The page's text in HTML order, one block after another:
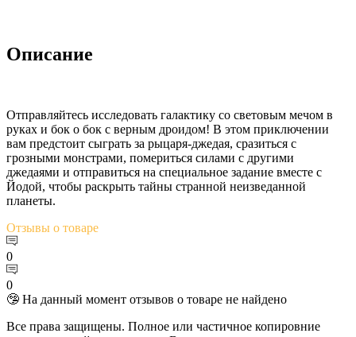
Описание
Отправляйтесь исследовать галактику со световым мечом в
руках и бок о бок с верным дроидом! В этом приключении
вам предстоит сыграть за рыцаря-джедая, сразиться с
грозными монстрами, помериться силами с другими
джедаями и отправиться на специальное задание вместе с
Йодой, чтобы раскрыть тайны странной неизведанной
планеты.
Отзывы о товаре
0
0
🤥 На данный момент отзывов о товаре не найдено
Все права защищены. Полное или частичное копировние